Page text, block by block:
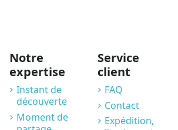
Notre
expertise
Instant de
découverte
Moment de
Service
client
FAQ
Contact
Expédition,